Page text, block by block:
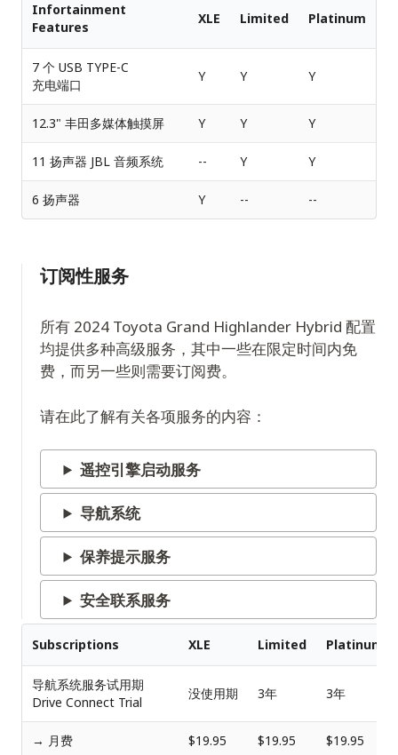
Infortainment
Features
XLE Limited Platinum
7 个 USB TYPE-C
充电端口
Y Y Y
12.3" 丰田多媒体触摸屏 Y Y Y
11 扬声器 JBL 音频系统 -- Y Y
6 扬声器 Y -- --
订阅性服务
所有 2024 Toyota Grand Highlander Hybrid 配置
均提供多种高级服务，其中一些在限定时间内免
费，而另一些则需要订阅费。
请在此了解有关各项服务的内容：
遥控引擎启动服务
导航系统
保养提示服务
安全联系服务
Subscriptions XLE Limited Platinum
导航系统服务试用期
Drive Connect Trial
没使用期 3年 3年
→ 月费 $19.95 $19.95 $19.95